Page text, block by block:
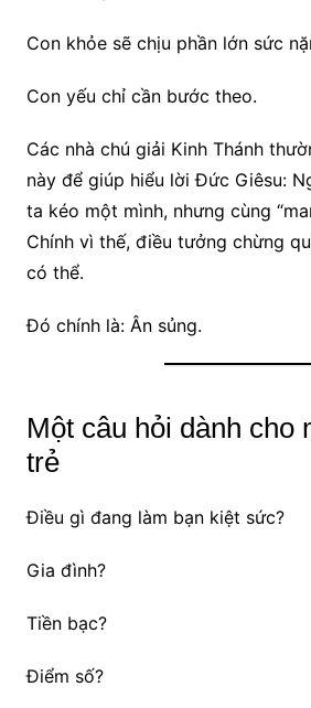
Con khỏe sẽ chịu phần lớn sức
Con yếu chỉ cần bước theo.
Các nhà chú giải Kinh Thánh
này để giúp hiểu lời Đức Giêsu:
ta kéo một mình, nhưng cùng
Chính vì thế, điều tưởng chừng
có thể.
Đó chính là: Ân sủng.
Một câu hỏi dành cho
trẻ
Điều gì đang làm bạn kiệt sức?
Gia đình?
Tiền bạc?
Điểm số?